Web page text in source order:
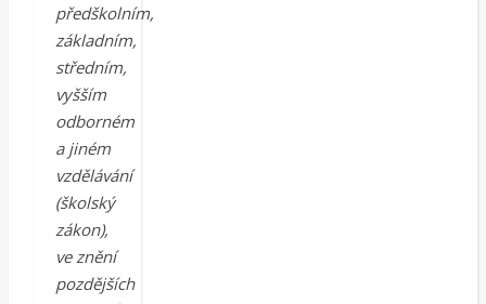
předškolním,
základním,
středním,
vyšším
odborném
a jiném
vzdělávání
(školský
zákon),
ve znění
pozdějších